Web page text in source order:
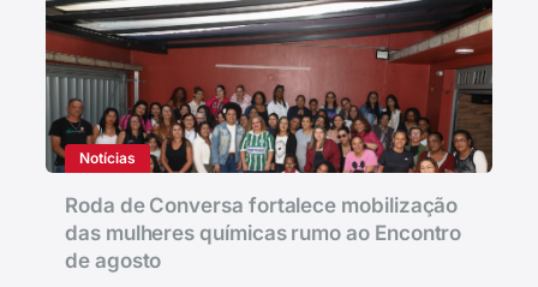
Notícias
Roda de Conversa fortalece mobilização
das mulheres químicas rumo ao Encontro
de agosto